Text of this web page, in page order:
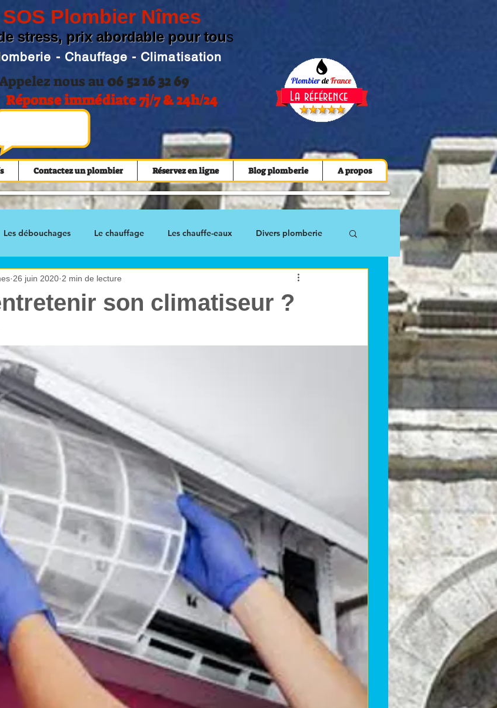
nous au06 52 16 32 69
Réponse immédiate 7j/7 & 24h/24
SOS Plombier Nîmes
PlombierdeFrance
stress, prix abordable pour tous
La référence
- Chauffage - Climatisation
Contactez un plombier Réservez en ligne Blog plomberie A propos
Les débouchages Le chauffage Les chauffe-eaux Divers plomberie
son climatiseur ?
26 juin 2020 2 min de lecture